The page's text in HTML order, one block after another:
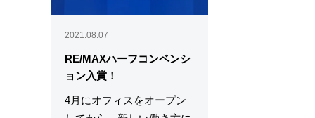
2021.08.07
RE/MAXハーフコンベンシ
ョン入賞！
4月にオフィスをオープン